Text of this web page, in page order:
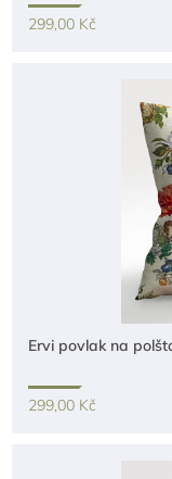
299,00 Kč
Ervi povlak na
299,00 Kč